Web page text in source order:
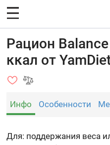
Рацион
ккал от
Инфо Особенности
Для: поддержания веса